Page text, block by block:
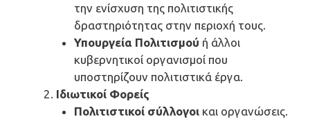
την ενίσχυση της πολιτιστικής
δραστηριότητας στην περιοχή τους.
Υπουργεία Πολιτισμού ή άλλοι
κυβερνητικοί οργανισμοί που
υποστηρίζουν πολιτιστικά έργα.
Ιδιωτικοί Φορείς
Πολιτιστικοί σύλλογοικαι οργανώσεις.